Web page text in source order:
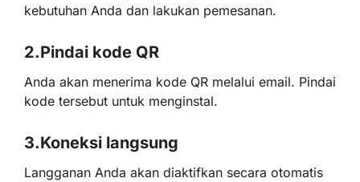
kebutuhan Anda dan lakukan pemesanan.
2.Pindai kode QR
Anda akan menerima kode QR melalui email. Pindai
kode tersebut untuk menginstal.
3.Koneksi langsung
Langganan Anda akan diaktifkan secara otomatis